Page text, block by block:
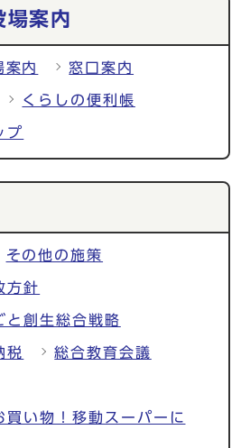
場案内
案内 窓口案内
くらしの便利帳
プ
その他の施策
方針
と創生総合戦略
税 総合教育会議
買い物！移動スーパーに